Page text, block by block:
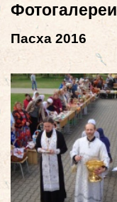
Фотогалереи
Пасха 2016